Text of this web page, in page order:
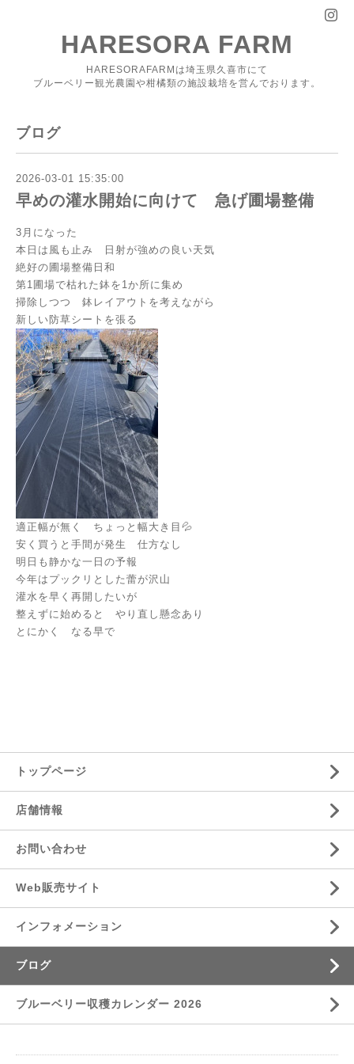
HARESORA FARM
HARESORAFARMは埼玉県久喜市にて
ブルーベリー観光農園や柑橘類の施設栽培を営んでおります。
ブログ
2026-03-01 15:35:00
早めの灌水開始に向けて 急げ圃場整備
3月になった
本日は風も止み 日射が強めの良い天気
絶好の圃場整備日和
第1圃場で枯れた鉢を1か所に集め
掃除しつつ 鉢レイアウトを考えながら
新しい防草シートを張る
適正幅が無く ちょっと幅大き目💦
安く買うと手間が発生 仕方なし
明日も静かな一日の予報
今年はプックリとした蕾が沢山
灌水を早く再開したいが
整えずに始めると やり直し懸念あり
とにかく なる早で
トップページ
店舗情報
お問い合わせ
Web販売サイト
インフォメーション
ブログ
ブルーベリー収穫カレンダー 2026